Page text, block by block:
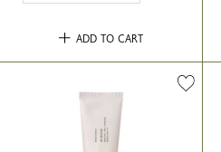
ADD TO CART